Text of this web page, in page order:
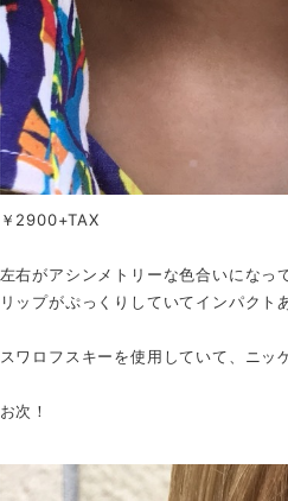
￥2900+TAX
左右がアシンメトリーな色合いになっ
リップがぷっくりしていてインパクト
スワロフスキーを使用していて、ニ
お次！